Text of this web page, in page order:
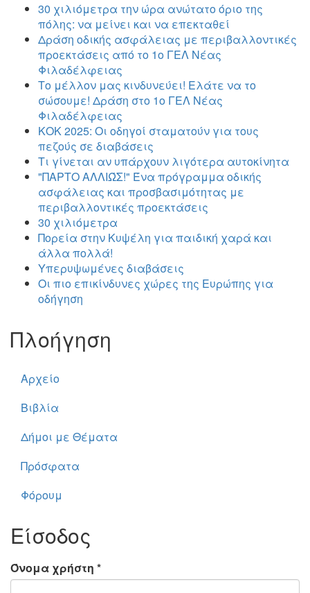
30 χιλιόμετρα την ώρα ανώτατο όριο της
πόλης: να μείνει και να επεκταθεί
Δράση οδικής ασφάλειας με περιβαλλοντικές
προεκτάσεις από το 1ο ΓΕΛ Νέας
Φιλαδέλφειας
Το μέλλον μας κινδυνεύει! Ελάτε να το
σώσουμε! Δράση στο 1ο ΓΕΛ Νέας
Φιλαδέλφειας
ΚΟΚ 2025: Οι οδηγοί σταματούν για τους
πεζούς σε διαβάσεις
Τι γίνεται αν υπάρχουν λιγότερα αυτοκίνητα
"ΠΑΡΤΟ ΑΛΛΙΏΣ!" Ένα πρόγραμμα οδικής
ασφάλειας και προσβασιμότητας με
περιβαλλοντικές προεκτάσεις
30 χιλιόμετρα
Πορεία στην Κυψέλη για παιδική χαρά και
άλλα πολλά!
Υπερυψωμένες διαβάσεις
Οι πιο επικίνδυνες χώρες της Ευρώπης για
οδήγηση
Πλοήγηση
Αρχείο
Βιβλία
Δήμοι με Θέματα
Πρόσφατα
Φόρουμ
Είσοδος
Όνομα χρήστη *